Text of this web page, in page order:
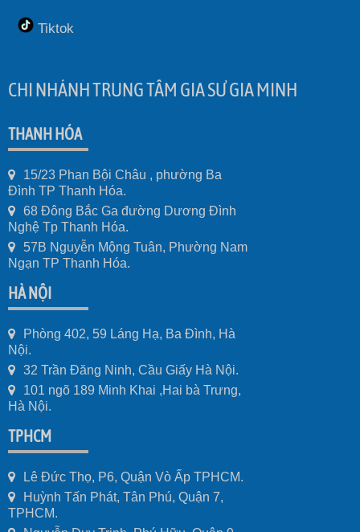
Tiktok
CHI NHÁNH TRUNG TÂM GIA SƯ GIA MINH
THANH HÓA
15/23 Phan Bội Châu , phường Ba
Đình TP Thanh Hóa.
68 Đông Bắc Ga đường Dương Đình
Nghệ Tp Thanh Hóa.
57B Nguyễn Mộng Tuân, Phường Nam
Ngạn TP Thanh Hóa.
HÀ NỘI
Phòng 402, 59 Láng Hạ, Ba Đình, Hà
Nội.
32 Trần Đăng Ninh, Cầu Giấy Hà Nội.
101 ngõ 189 Minh Khai ,Hai bà Trưng,
Hà Nội.
TPHCM
Lê Đức Thọ, P6, Quận Vò Ấp TPHCM.
Huỳnh Tấn Phát, Tân Phú, Quận 7,
TPHCM.